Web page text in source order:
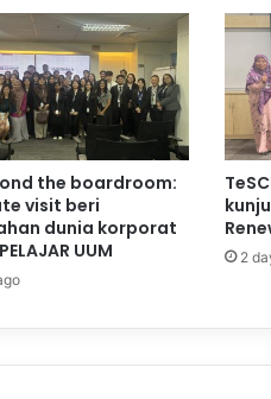
the boardroom:
visit beri
dunia korporat
UUM
2